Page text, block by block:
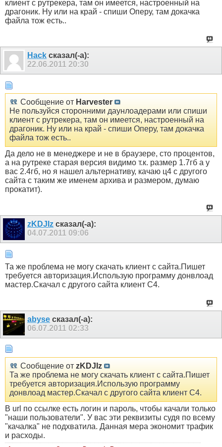
клиент с рутрекера, там он имеется, настроенный на
драгоник. Ну или на край - спиши Оперу, там докачка
файла тож есть..
Hack сказал(-а):
22.06.2011 20:30
Сообщение от Harvester
Не пользуйся сторонними даунлоадерами или спиши
клиент с рутрекера, там он имеется, настроенный на
драгоник. Ну или на край - спиши Оперу, там докачка
файла тож есть..
Да дело не в менеджере и не в браузере, сто процентов,
а на рутреке старая версия видимо т.к. размер 1.7гб а у
вас 2.4гб, но я нашел альтернативу, качаю ц4 с другого
сайта с таким же именем архива и размером, думаю
прокатит).
zKDJIz сказал(-а):
04.07.2011 09:06
Та же проблема не могу скачать клиент с сайта.Пишет
требуется авторизация.Использую программу донвлоад
мастер.Скачал с другого сайта клиент С4.
abyse сказал(-а):
06.07.2011 02:33
Сообщение от zKDJIz
Та же проблема не могу скачать клиент с сайта.Пишет
требуется авторизация.Использую программу
донвлоад мастер.Скачал с другого сайта клиент С4.
В url по ссылке есть логин и пароль, чтобы качали только
"наши пользователи". У вас эти реквизиты судя по всему
"качалка" не подхватила. Данная мера экономит трафик
и расходы.